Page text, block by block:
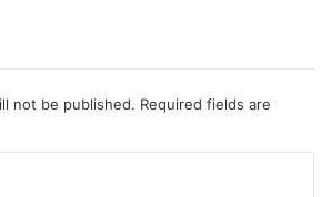
not be published. Required fields are